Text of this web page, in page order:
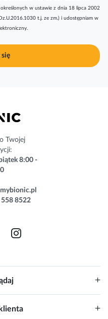
się
w ustawie z dnia 18 lipca 2002
t.j. ze zm.) i udostępniam w
Twojej
8:00 -
558 8522